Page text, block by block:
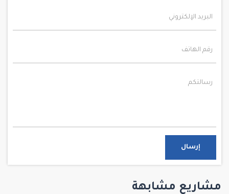
إرسال
مشاريع مشابهة